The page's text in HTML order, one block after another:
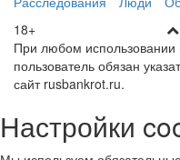
18+
При любом использовании
пользователь обязан
сайт rusbankrot.ru.
Настройки